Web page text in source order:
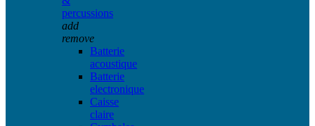
percussions
add
remove
Batterie
acoustique
Batterie
electronique
Caisse
claire